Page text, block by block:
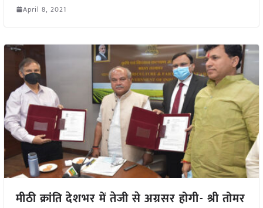
April 8, 2021
मीठी क्रांति देशभर में तेजी से अग्रसर होगी- श्री तोमर